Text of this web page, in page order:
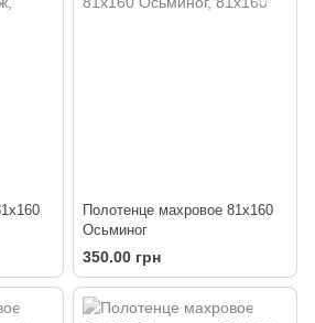
Полотенце махровое 81х160
Осьминог
350.00 грн